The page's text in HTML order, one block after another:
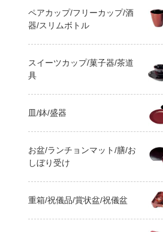
ペアカップ/フリーカップ/酒
器/スリムボトル
スイーツカップ/菓子器/茶道
具
皿/鉢/盛器
お盆/ランチョンマット/膳/お
しぼり受け
重箱/祝儀品/賞状盆/祝儀盆